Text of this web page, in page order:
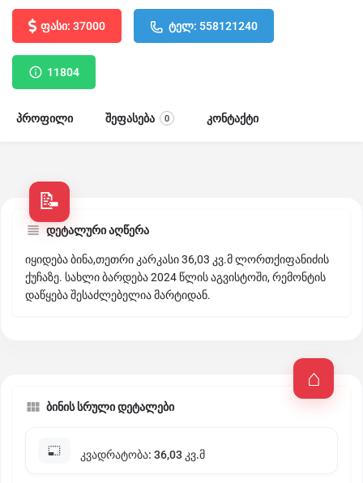
ფასი: 37000 ტელ: 558121240
11804
პროფილი შეფასება 0 კონტაქტი
დეტალური აღწერა
იყიდება ბინა,თეთრი კარკასი 36,03 კვ.მ ლორთქიფანიძის
ქუჩაზე. სახლი ბარდება 2024 წლის აგვისტოში, რემონტის
დაწყება შესაძლებელია მარტიდან.
ბინის სრული დეტალები
კვადრატობა: 36,03 კვ.მ